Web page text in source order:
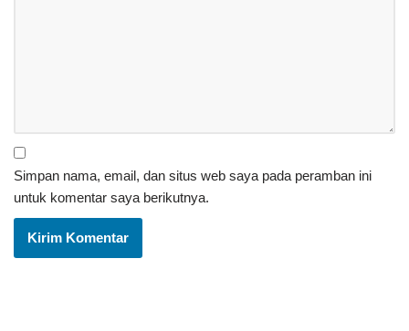
Simpan nama, email, dan situs web saya pada peramban ini
untuk komentar saya berikutnya.